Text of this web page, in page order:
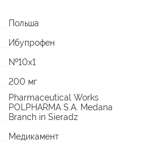
Польша
Ибупрофен
№10х1
200 мг
Pharmaceutical Works
POLPHARMA S.A. Medana
Branch in Sieradz
Медикамент